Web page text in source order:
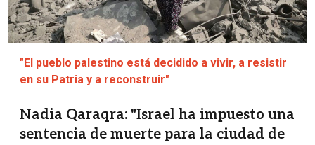
"El pueblo palestino está decidido a vivir, a resistir
en su Patria y a reconstruir"
Nadia Qaraqra: "Israel ha impuesto una
sentencia de muerte para la ciudad de